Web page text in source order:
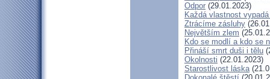
Odpor (29.01.2023)
Každá vlastnost
Ztrácíme zásluhy
Největším zlem
Kdo se modlí a kdo se
Přináší smrt duši i tělu
Okolnosti (22.01.2023)
Starostlivost láska